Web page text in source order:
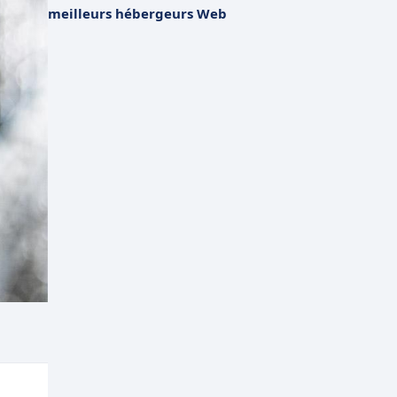
meilleurs hébergeurs Web